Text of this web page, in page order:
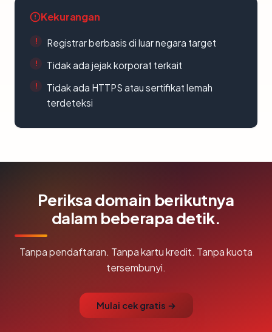
Kekurangan
Registrar berbasis di luar negara target
Tidak ada jejak korporat terkait
Tidak ada HTTPS atau sertifikat lemah
terdeteksi
Periksa domain berikutnya
dalam beberapa detik.
Tanpa pendaftaran. Tanpa kartu kredit. Tanpa kuota
tersembunyi.
Mulai cek gratis →